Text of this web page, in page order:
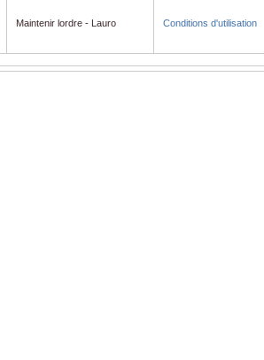
Maintenir lordre - Lauro Conditions d'utilisation